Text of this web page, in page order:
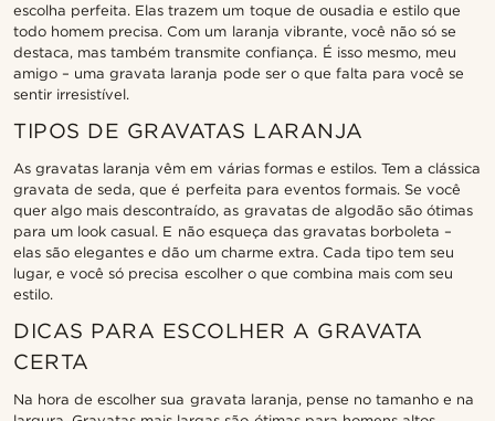
escolha perfeita. Elas trazem um toque de ousadia e estilo que
todo homem precisa. Com um laranja vibrante, você não só se
destaca, mas também transmite confiança. É isso mesmo, meu
amigo – uma gravata laranja pode ser o que falta para você se
sentir irresistível.
TIPOS DE GRAVATAS LARANJA
As gravatas laranja vêm em várias formas e estilos. Tem a clássica
gravata de seda, que é perfeita para eventos formais. Se você
quer algo mais descontraído, as gravatas de algodão são ótimas
para um look casual. E não esqueça das gravatas borboleta –
elas são elegantes e dão um charme extra. Cada tipo tem seu
lugar, e você só precisa escolher o que combina mais com seu
estilo.
DICAS PARA ESCOLHER A GRAVATA
CERTA
Na hora de escolher sua gravata laranja, pense no tamanho e na